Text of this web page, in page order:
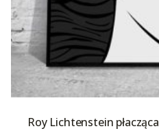
Roy Lichtenstein